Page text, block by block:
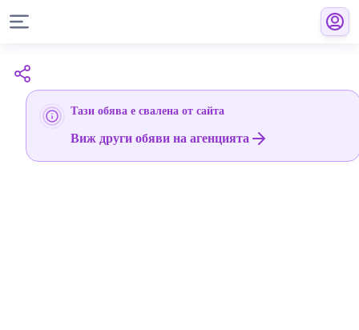
Тази обява е свалена от сайта
Виж други обяви на агенцията